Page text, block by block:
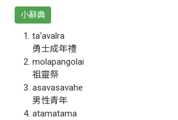
小辭典
ta‘avalra
勇士成年禮
molapangolai
祖靈祭
asavasavahe
男性青年
atamatama